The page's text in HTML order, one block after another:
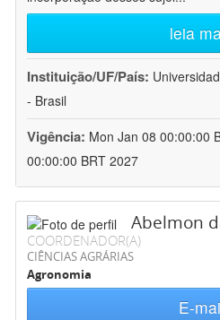
leia
Instituição/UF/País:
- Brasil
Vigência: Mon Jan 08 00:00:00
00:00:00 BRT 2027
Abelmon
COORDENADOR(A)
CIÊNCIAS AGRÁRIAS
Agronomia
E-